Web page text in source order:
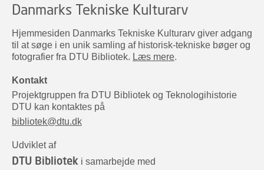
Danmarks Tekniske Kulturarv
Hjemmesiden Danmarks Tekniske Kulturarv giver adgang
til at søge i en unik samling af historisk-tekniske bøger og
fotografier fra DTU Bibliotek. Læs mere.
Kontakt
Projektgruppen fra DTU Bibliotek og Teknologihistorie
DTU kan kontaktes på
bibliotek@dtu.dk
Udviklet af
DTU Bibliotek i samarbejde med